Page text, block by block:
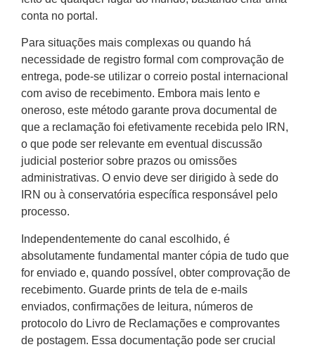
conta no portal.
Para situações mais complexas ou quando há
necessidade de registro formal com comprovação de
entrega, pode-se utilizar o correio postal internacional
com aviso de recebimento. Embora mais lento e
oneroso, este método garante prova documental de
que a reclamação foi efetivamente recebida pelo IRN,
o que pode ser relevante em eventual discussão
judicial posterior sobre prazos ou omissões
administrativas. O envio deve ser dirigido à sede do
IRN ou à conservatória específica responsável pelo
processo.
Independentemente do canal escolhido, é
absolutamente fundamental manter cópia de tudo que
for enviado e, quando possível, obter comprovação de
recebimento. Guarde prints de tela de e-mails
enviados, confirmações de leitura, números de
protocolo do Livro de Reclamações e comprovantes
de postagem. Essa documentação pode ser crucial